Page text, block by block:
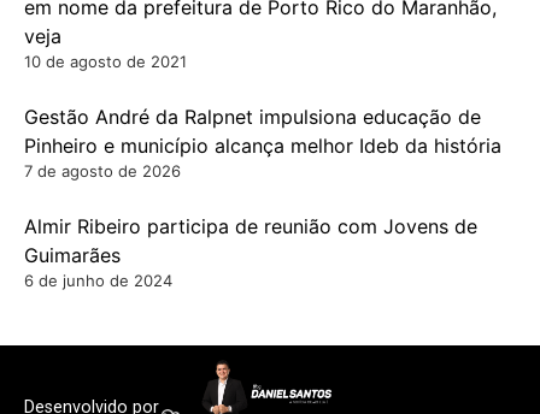
em nome da prefeitura de Porto Rico do Maranhão,
veja
10 de agosto de 2021
Gestão André da Ralpnet impulsiona educação de
Pinheiro e município alcança melhor Ideb da história
7 de agosto de 2026
Almir Ribeiro participa de reunião com Jovens de
Guimarães
6 de junho de 2024
Desenvolvido por